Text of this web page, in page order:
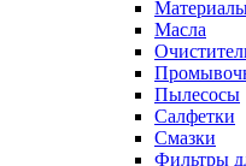
Масла
Пылесосы
Салфетки
Смазки
Фильтры